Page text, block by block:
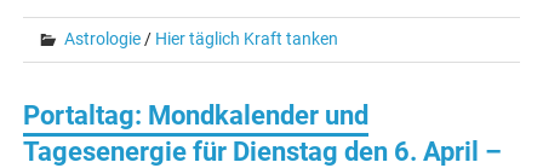
Astrologie / Hier täglich Kraft tanken
Portaltag: Mondkalender und
Tagesenergie für Dienstag den 6. April –